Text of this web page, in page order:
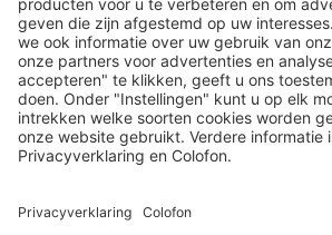
Social Media
030 203 01 41